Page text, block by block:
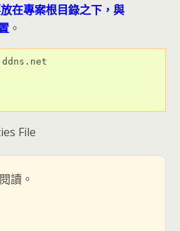
專案根目錄之下，與
。
File
讀。